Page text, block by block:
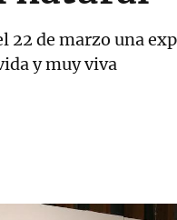
22 de marzo una
y muy viva